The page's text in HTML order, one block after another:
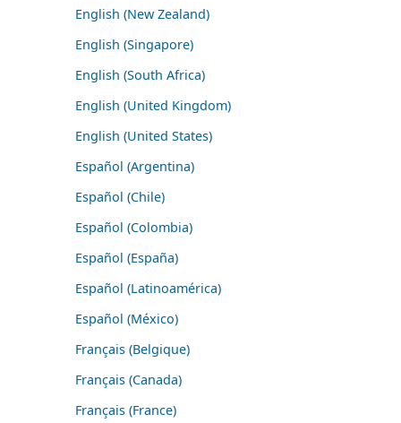
English (New Zealand)
English (Singapore)
English (South Africa)
English (United Kingdom)
English (United States)
Español (Argentina)
Español (Chile)
Español (Colombia)
Español (España)
Español (Latinoamérica)
Español (México)
Français (Belgique)
Français (Canada)
Français (France)